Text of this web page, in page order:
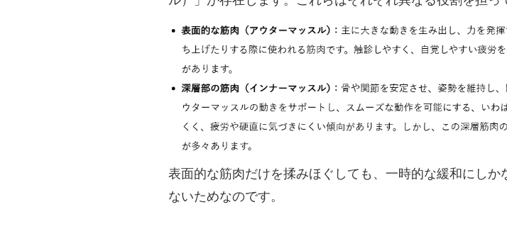
表面的な筋肉だけを揉みほぐしても、一時的な緩和にし
ないためなのです。